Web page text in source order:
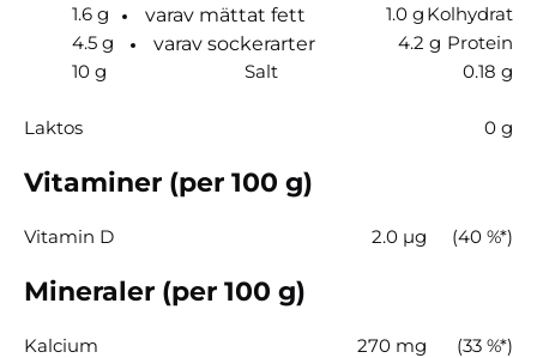
1.6 g
varav mättat fett 1.0 g Kolhydrat
4.5 g
varav sockerarter 4.2 g Protein
10 g
Salt 0.18 g
Laktos 0 g
Vitaminer (per 100 g)
Vitamin D 2.0 µg (40 %*)
Mineraler (per 100 g)
Kalcium 270 mg (33 %*)